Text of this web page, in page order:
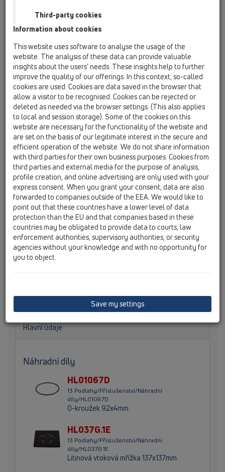
HL39G
Nástavec d 110mm/litina
147x147mm/litina 140x140mm,
bez ZU
Hlavní údaje
Náhradní díly
HL01067D
13 Podlahy/Příslušenství/Náhradní
díly/HL01067D
O-kroužek 92x4mm
HL037G.1E
13 Podlahy/Příslušenství/Náhradní
díly/HL037G.1E
Litinová vtoková mřížka 137x137mm
Third-party cookies
Information about cookies
This website uses software to analyse the usage of the
website. The analysis of these data can provide valuable
insights about the users’ needs. These insights help to further
improve the quality of our offerings. In this context, so-called
cookies are used. Cookies are data saved in the browser that
allow a visitor to be recognised. Cookies can be rejected or
deleted as needed via the browser settings. (This also applies
to local and session storage). Some of the cookies on this
website are necessary for the functionality of the website and
are set on the basis of our legitimate interest in the secure and
efficient operation of the website. We do not share information
with third parties for their own business purposes. Cookies from
third parties and external media for the purpose of analysis,
profile creation, and online advertising are only used with your
express consent. When you grant your consent, data are also
forwarded to companies outside of the EEA. We would like to
point out that these countries have a lower level of data
protection than the EU and that companies based in these
countries may be obligated to provide data to courts, law
enforcement authorities, supervisory authorities, or security
agencies without your knowledge and with no opportunity for
you to object.
Save my settings